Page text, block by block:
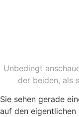
Unbedingt
der beiden, als
Sie sehen gerade
auf den